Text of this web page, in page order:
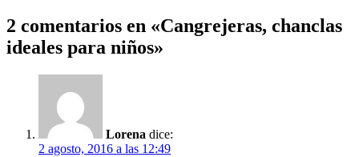
2 comentarios en «Cangrejeras, chanclas
ideales para niños»
Lorena dice:
2 agosto, 2016 a las 12:49